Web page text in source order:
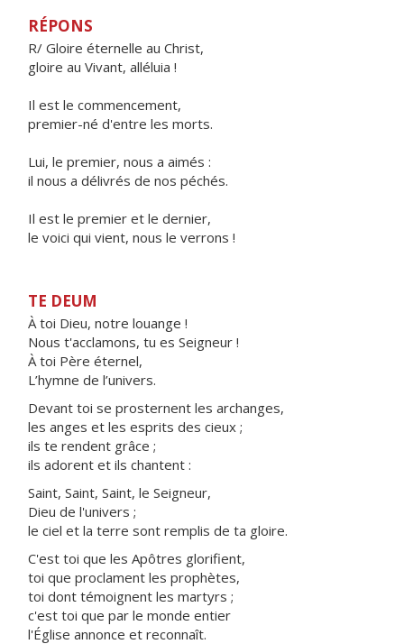
RÉPONS
R/ Gloire éternelle au Christ,
gloire au Vivant, alléluia !
Il est le commencement,
premier-né d'entre les morts.
Lui, le premier, nous a aimés :
il nous a délivrés de nos péchés.
Il est le premier et le dernier,
le voici qui vient, nous le verrons !
TE DEUM
À toi Dieu, notre louange !
Nous t'acclamons, tu es Seigneur !
À toi Père éternel,
L’hymne de l’univers.
Devant toi se prosternent les archanges,
les anges et les esprits des cieux ;
ils te rendent grâce ;
ils adorent et ils chantent :
Saint, Saint, Saint, le Seigneur,
Dieu de l'univers ;
le ciel et la terre sont remplis de ta gloire.
C'est toi que les Apôtres glorifient,
toi que proclament les prophètes,
toi dont témoignent les martyrs ;
c'est toi que par le monde entier
l'Église annonce et reconnaît.